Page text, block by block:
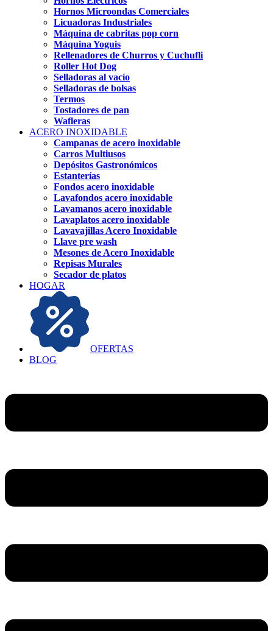
Hornos Microondas Comerciales
Licuadoras Industriales
Máquina de cabritas pop corn
Máquina Yoguis
Rellenadores de Churros y Cuchufli
Roller Hot Dog
Selladoras al vacío
Selladoras de bolsas
Termos
Tostadores de pan
Wafleras
ACERO INOXIDABLE
Campanas de acero inoxidable
Carros Multiusos
Depósitos Gastronómicos
Estanterías
Fondos acero inoxidable
Lavafondos acero inoxidable
Lavamanos acero inoxidable
Lavaplatos acero inoxidable
Lavavajillas Acero Inoxidable
Llave pre wash
Mesones de Acero Inoxidable
Repisas Murales
Secador de platos
HOGAR
OFERTAS
BLOG